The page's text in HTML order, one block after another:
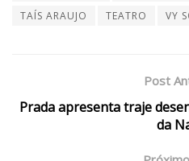
TAÍS ARAUJO
TEATRO VY
Post
Prada apresenta traje
da